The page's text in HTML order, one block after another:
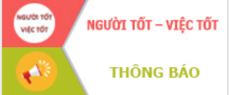
Đắk Lắk rà soát, điều chỉnh Đề án 190
về phát triển nuôi trồng thủy sản
Phó Chủ tịch UBND tỉnh Đắk Lắk
Trương Công Thái kiểm tra thực địa
Dự án cao tốc Khánh Hòa - Buôn Ma
Thuột
Định vị cà phê Việt Nam như một “di
sản sống” trong dòng chảy toàn cầu